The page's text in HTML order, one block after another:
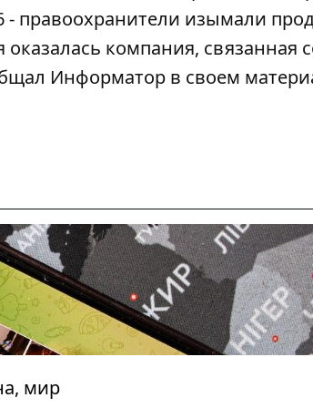
правоохранители изымали
компания, связанная
Информатор в своем
мир